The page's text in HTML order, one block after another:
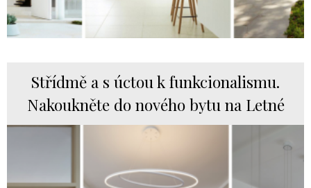
Střídmě a s úctou k funkcionalismu.
Nakoukněte do nového bytu na Letné